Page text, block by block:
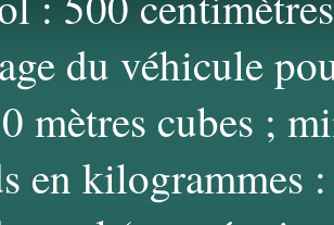
du véhicule
mètres cubes ;
en kilogrammes